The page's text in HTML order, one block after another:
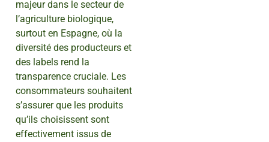
majeur dans le secteur de
l’agriculture biologique,
surtout en Espagne, où la
diversité des producteurs et
des labels rend la
transparence cruciale. Les
consommateurs souhaitent
s’assurer que les produits
qu’ils choisissent sont
effectivement issus de